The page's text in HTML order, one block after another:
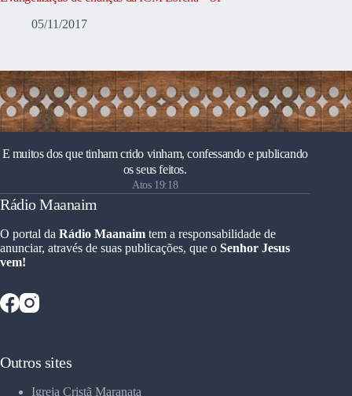
05/11/2017
E muitos dos que tinham crido vinham, confessando e publicando
os seus feitos.
Atos 19:18
Rádio Maanaim
O portal da Rádio Maanaim tem a responsabilidade de
anunciar, através de suas publicações, que o Senhor Jesus
vem!
Outros sites
Igreja Cristã Maranata